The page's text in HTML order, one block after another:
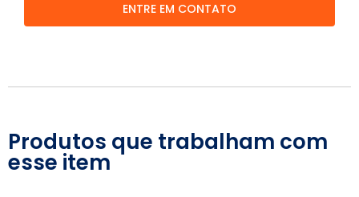
ENTRE EM CONTATO
Produtos que trabalham com
esse item